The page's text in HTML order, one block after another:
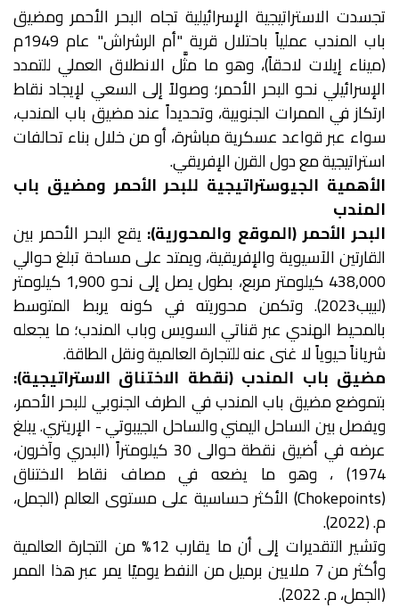
تجسدت الاستراتيجية الإسرائيلية تجاه البحر الأحمر ومضيق
باب المندب عملياً باحتلال قرية "أم الرشراش" عام 1949م
(ميناء إيلات لاحقاً)، وهو ما مثَّل الانطلاق العملي للتمدد
الإسرائيلي نحو البحر الأحمر؛ وصولاً إلى السعي لإيجاد نقاط
ارتكاز في الممرات الجنوبية، وتحديداً عند مضيق باب المندب،
سواء عبر قواعد عسكرية مباشرة، أو من خلال بناء تحالفات
استراتيجية مع دول القرن الإفريقي.
الأهمية الجيوستراتيجية للبحر الأحمر ومضيق باب
المندب
البحر الأحمر (الموقع والمحورية): يقع البحر الأحمر بين
القارتين الآسيوية والإفريقية، ويمتد على مساحة تبلغ حوالي
438,000 كيلومتر مربع، بطول يصل إلى نحو 1,900 كيلومتر
(لبيب2023). وتكمن محوريته في كونه يربط المتوسط
بالمحيط الهندي عبر قناتي السويس وباب المندب؛ ما يجعله
شرياناً حيوياً لا غنى عنه للتجارة العالمية ونقل الطاقة.
مضيق باب المندب (نقطة الاختناق الاستراتيجية):
بتموضع مضيق باب المندب في الطرف الجنوبي للبحر الأحمر،
ويفصل بين الساحل اليمني والساحل الجيبوتي - الإريتري. يبلغ
عرضه في أضيق نقطة حوالى 30 كيلومتراً (البدري وآخرون،
1974) ، وهو ما يضعه في مصاف نقاط الاختناق
(Chokepoints) الأكثر حساسية على مستوى العالم (الجمل،
م. (2022).
وتشير التقديرات إلى أن ما يقارب 12% من التجارة العالمية
وأكثر من 7 ملايين برميل من النفط يوميًا يمر عبر هذا الممر
(الجمل، م. 2022).